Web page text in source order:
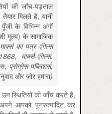
कीजाँच-पड़ताल
तैयार मिलते हैं,यानी
पूँजी के विभिन्न अंगों
मूल्य) केसामाजिक
का पत्र एंगेल्स
मार्क्स-एंगेल्स.
प्रोग्रेस पब्लिशर्स,
और ज़ोर हमारा)
स्थितियों की जाँच करते हैं,
अपने आपको पुनरुत्पादित कर